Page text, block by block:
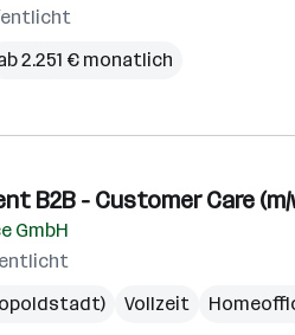
2.251 € monatlich
B2B - Customer Care (m/
GmbH
Vollzeit